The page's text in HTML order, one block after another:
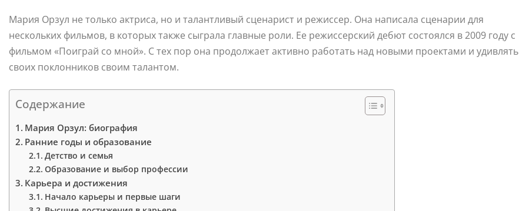
Мария Орзул не только актриса, но и талантливый сценарист и режиссер. Она написала сценарии для
нескольких фильмов, в которых также сыграла главные роли. Ее режиссерский дебют состоялся в 2009 году с
фильмом «Поиграй со мной». С тех пор она продолжает активно работать над новыми проектами и удивлять
своих поклонников своим талантом.
Содержание
Мария Орзул: биография
Ранние годы и образование
Детство и семья
Образование и выбор профессии
Карьера и достижения
Начало карьеры и первые шаги